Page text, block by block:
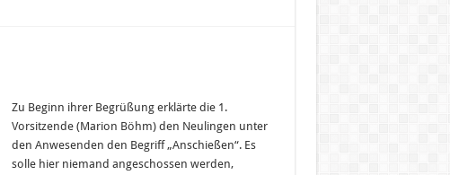
Zu Beginn ihrer Begrüßung erklärte die 1.
Vorsitzende (Marion Böhm) den Neulingen unter
den Anwesenden den Begriff „Anschießen“. Es
solle hier niemand angeschossen werden,